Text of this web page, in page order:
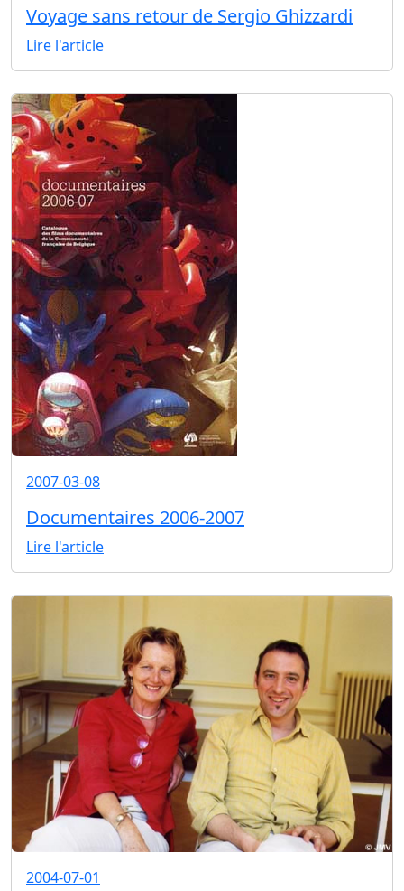
Voyage sans retour de Sergio Ghizzardi
Lire l'article
2007-03-08
Documentaires 2006-2007
Lire l'article
2004-07-01